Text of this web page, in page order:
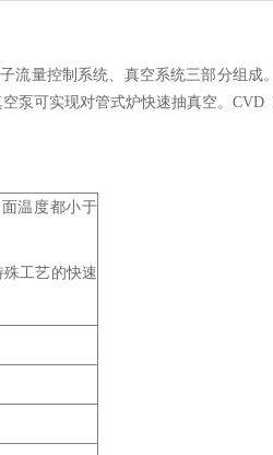
流量控制系统、真空系统三部分组成
泵可实现对管式炉快速抽真空。CVD
温度都小于
工艺的快速